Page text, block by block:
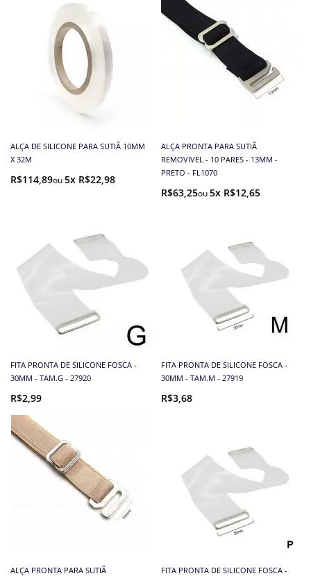
ALÇA DE SILICONE PARA SUTIÃ 10MM
X 32M
R$114,89 5x R$22,98
ALÇA PRONTA PARA SUTIÃ
REMOVIVEL - 10 PARES - 13MM -
PRETO - FL1070
R$63,25 5x R$12,65
FITA PRONTA DE SILICONE FOSCA -
30MM - TAM.G - 27920
R$2,99
FITA PRONTA DE SILICONE FOSCA -
30MM - TAM.M - 27919
R$3,68
ALÇA PRONTA PARA SUTIÃ
FITA PRONTA DE SILICONE FOSCA -